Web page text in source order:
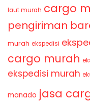
laut murah cargo
pengiriman
murah ekspedisi
cargo murah
ekspedisi murah
manado jasa